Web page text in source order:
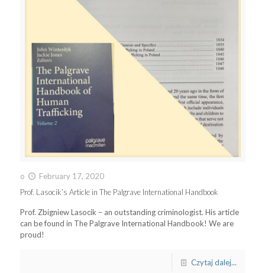
o
February 17, 2020
Prof. Lasocik’s Article in The Palgrave International Handbook
Prof. Zbigniew Lasocik – an outstanding criminologist. His article
can be found in The Palgrave International Handbook! We are
proud!
Czytaj dalej...